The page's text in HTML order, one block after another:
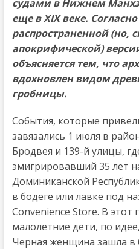
судами в Нижнем
еще в XIX веке.
распространенной (но,
апокрифической)
объясняется тем, что
вдохновлен видом
гробницы.
События, которые
завязались 1 июля в
Бродвея и 139-й улицы,
эмигрировавший 35 лет
Доминиканской
в бодеге или лавке под
Convenience Store. В этот
малолетние дети, по
Черная женщина зашла в